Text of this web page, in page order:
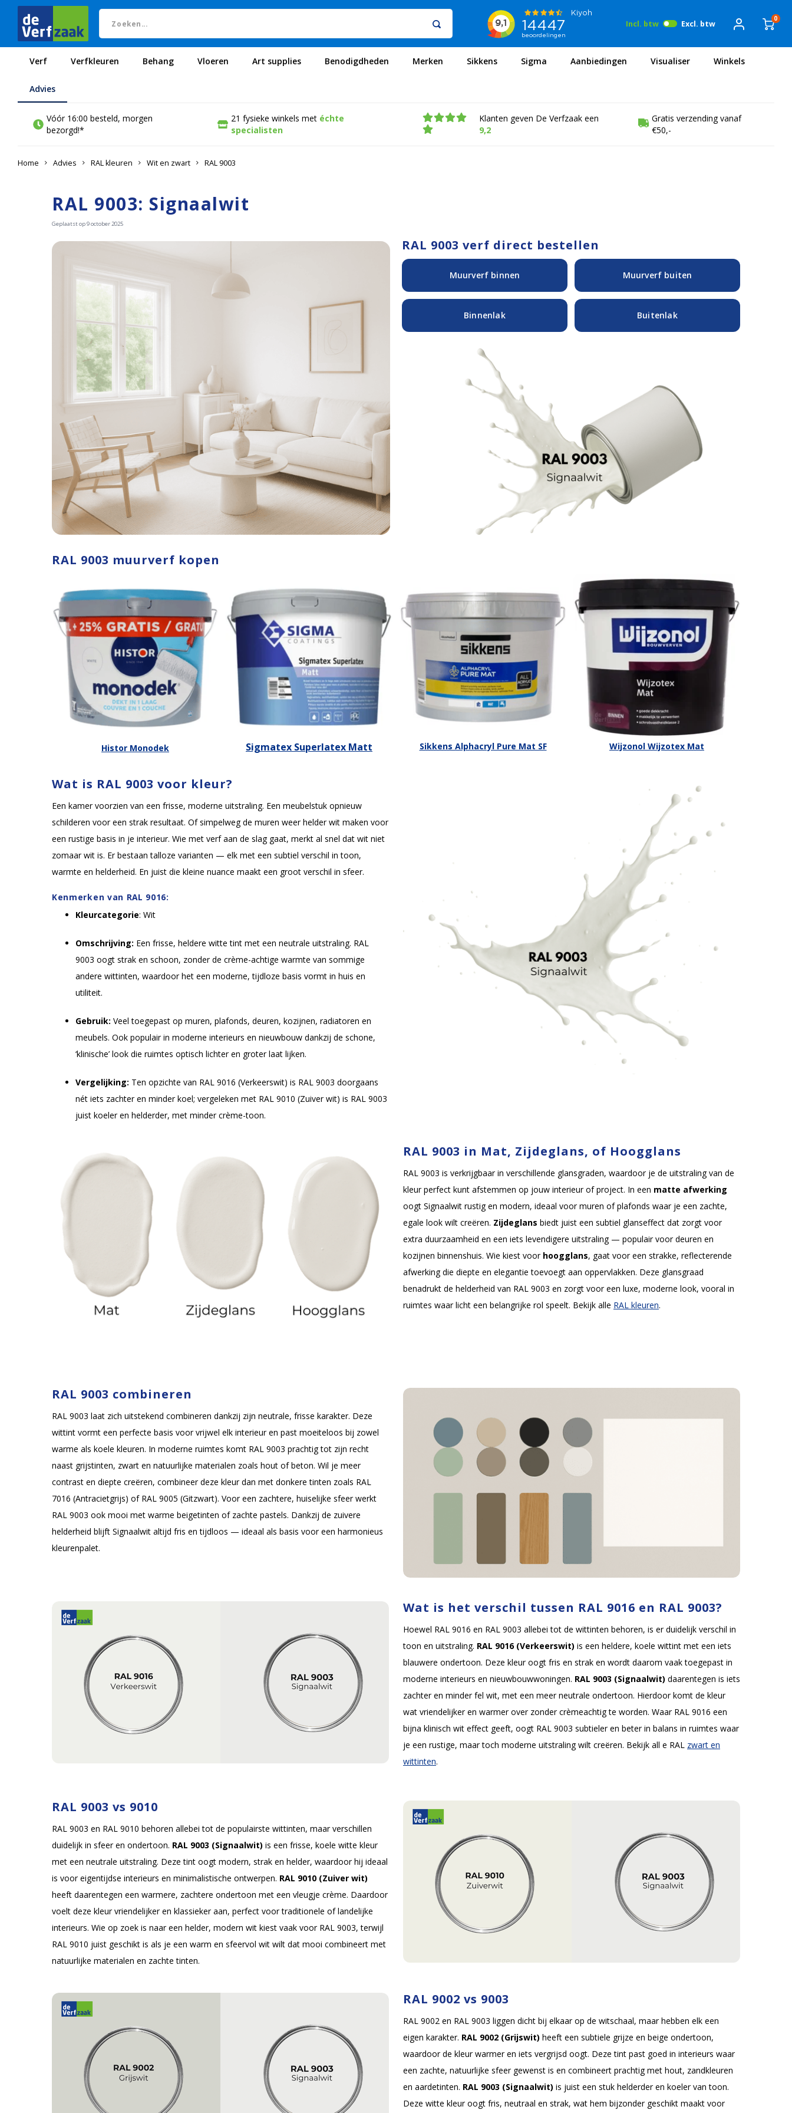
Incl. btw Excl. btw
0
Verf Verfkleuren Behang Vloeren Art supplies Benodigdheden Aanbiedingen Winkels
Advies
Merken Sikkens Sigma Visualiser
Vóór 16:00 besteld, morgen
bezorgd!*
21 fysieke winkels met échte
specialisten
Klanten geven De Verfzaak een
9,2
Gratis verzending vanaf
€50,-
Home Advies RAL kleuren Wit en zwart RAL 9003
RAL 9003: Signaalwit
Geplaatst op 9october 2025
RAL 9003 verf direct bestellen
Muurverf binnen Muurverf buiten
Binnenlak Buitenlak
RAL 9003 muurverf kopen
Histor Monodek Sigmatex Superlatex Matt Sikkens Alphacryl Pure Mat SF Wijzonol Wijzotex Mat
Wat is RAL 9003 voor kleur?
Een kamer voorzien van een frisse, moderne uitstraling. Een meubelstuk opnieuw
schilderen voor een strak resultaat. Of simpelweg de muren weer helder wit maken voor
een rustige basis in je interieur. Wie met verf aan de slag gaat, merkt al snel dat wit niet
zomaar wit is. Er bestaan talloze varianten — elk met een subtiel verschil in toon,
warmte en helderheid. En juist die kleine nuance maakt een groot verschil in sfeer.
Kenmerken van RAL 9016:
Kleurcategorie: Wit
Omschrijving: Een frisse, heldere witte tint met een neutrale uitstraling. RAL
9003 oogt strak en schoon, zonder de crème-achtige warmte van sommige
andere wittinten, waardoor het een moderne, tijdloze basis vormt in huis en
utiliteit.
Gebruik: Veel toegepast op muren, plafonds, deuren, kozijnen, radiatoren en
meubels. Ook populair in moderne interieurs en nieuwbouw dankzij de schone,
‘klinische’ look die ruimtes optisch lichter en groter laat lijken.
Vergelijking: Ten opzichte van RAL 9016 (Verkeerswit) is RAL 9003 doorgaans
nét iets zachter en minder koel; vergeleken met RAL 9010 (Zuiver wit) is RAL 9003
juist koeler en helderder, met minder crème-toon.
RAL 9003 in Mat, Zijdeglans, of Hoogglans
RAL 9003 is verkrijgbaar in verschillende glansgraden, waardoor je de uitstraling van de
kleur perfect kunt afstemmen op jouw interieur of project. In een matte afwerking
oogt Signaalwit rustig en modern, ideaal voor muren of plafonds waar je een zachte,
egale look wilt creëren. Zijdeglans biedt juist een subtiel glanseffect dat zorgt voor
extra duurzaamheid en een iets levendigere uitstraling — populair voor deuren en
kozijnen binnenshuis. Wie kiest voor hoogglans, gaat voor een strakke, reflecterende
afwerking die diepte en elegantie toevoegt aan oppervlakken. Deze glansgraad
benadrukt de helderheid van RAL 9003 en zorgt voor een luxe, moderne look, vooral in
ruimtes waar licht een belangrijke rol speelt. Bekijk alle RAL kleuren.
RAL 9003 combineren
RAL 9003 laat zich uitstekend combineren dankzij zijn neutrale, frisse karakter. Deze
wittint vormt een perfecte basis voor vrijwel elk interieur en past moeiteloos bij zowel
warme als koele kleuren. In moderne ruimtes komt RAL 9003 prachtig tot zijn recht
naast grijstinten, zwart en natuurlijke materialen zoals hout of beton. Wil je meer
contrast en diepte creëren, combineer deze kleur dan met donkere tinten zoals RAL
7016 (Antracietgrijs) of RAL 9005 (Gitzwart). Voor een zachtere, huiselijke sfeer werkt
RAL 9003 ook mooi met warme beigetinten of zachte pastels. Dankzij de zuivere
helderheid blijft Signaalwit altijd fris en tijdloos — ideaal als basis voor een harmonieus
kleurenpalet.
Wat is het verschil tussen RAL 9016 en RAL 9003?
Hoewel RAL 9016 en RAL 9003 allebei tot de wittinten behoren, is er duidelijk verschil in
toon en uitstraling. RAL 9016 (Verkeerswit) is een heldere, koele wittint met een iets
blauwere ondertoon. Deze kleur oogt fris en strak en wordt daarom vaak toegepast in
moderne interieurs en nieuwbouwwoningen. RAL 9003 (Signaalwit) daarentegen is iets
zachter en minder fel wit, met een meer neutrale ondertoon. Hierdoor komt de kleur
wat vriendelijker en warmer over zonder crèmeachtig te worden. Waar RAL 9016 een
bijna klinisch wit effect geeft, oogt RAL 9003 subtieler en beter in balans in ruimtes waar
je een rustige, maar toch moderne uitstraling wilt creëren. Bekijk all e RAL zwart en
wittinten.
RAL 9003 vs 9010
RAL 9003 en RAL 9010 behoren allebei tot de populairste wittinten, maar verschillen
duidelijk in sfeer en ondertoon. RAL 9003 (Signaalwit) is een frisse, koele witte kleur
met een neutrale uitstraling. Deze tint oogt modern, strak en helder, waardoor hij ideaal
is voor eigentijdse interieurs en minimalistische ontwerpen. RAL 9010 (Zuiver wit)
heeft daarentegen een warmere, zachtere ondertoon met een vleugje crème. Daardoor
voelt deze kleur vriendelijker en klassieker aan, perfect voor traditionele of landelijke
interieurs. Wie op zoek is naar een helder, modern wit kiest vaak voor RAL 9003, terwijl
RAL 9010 juist geschikt is als je een warm en sfeervol wit wilt dat mooi combineert met
natuurlijke materialen en zachte tinten.
RAL 9002 vs 9003
RAL 9002 en RAL 9003 liggen dicht bij elkaar op de witschaal, maar hebben elk een
eigen karakter. RAL 9002 (Grijswit) heeft een subtiele grijze en beige ondertoon,
waardoor de kleur warmer en iets vergrijsd oogt. Deze tint past goed in interieurs waar
een zachte, natuurlijke sfeer gewenst is en combineert prachtig met hout, zandkleuren
en aardetinten. RAL 9003 (Signaalwit) is juist een stuk helderder en koeler van toon.
Deze witte kleur oogt fris, neutraal en strak, wat hem bijzonder geschikt maakt voor